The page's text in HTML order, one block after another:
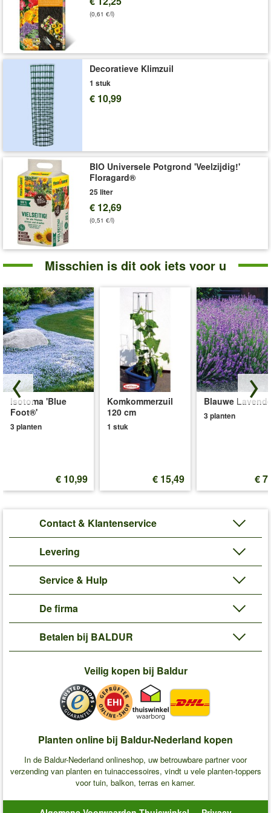
Levering omvat:
5 x 0,5 m
(0,61 €/l)
Decoratieve Klimzuil
1 stuk
€ 10,99
BIO Universele Potgrond 'Veelzijdig!'
Floragard®
25 liter
€ 12,69
(0,51 €/l)
Misschien is dit ook iets voor u
Isotoma 'Blue
Foot®'
3 planten
€ 10,99
Komkommerzuil
120 cm
1 stuk
€ 15,49
Blauwe
3 planten
€
Contact & Klantenservice
Levering
Service & Hulp
De firma
Betalen bij BALDUR
Veilig kopen bij Baldur
Planten online bij Baldur-Nederland kopen
In de Baldur-Nederland onlineshop, uw betrouwbare partner voor
verzending van planten en tuinaccessoires, vindt u vele planten-toppers
voor tuin, balkon, terras en kamer.